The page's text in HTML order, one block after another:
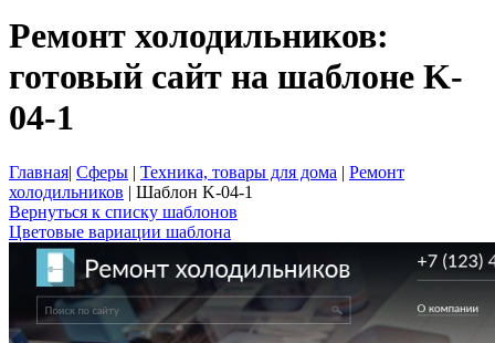
Ремонт холодильников:
готовый сайт на шаблоне K-
04-1
Главная| Сферы | Техника, товары для дома | Ремонт
холодильников | Шаблон K-04-1
Вернуться к списку шаблонов
Цветовые вариации шаблона